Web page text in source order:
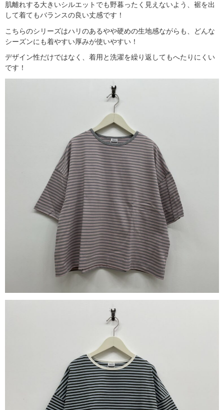
肌離れする大きいシルエットでも野暮ったく見えないよう、裾を出
して着てもバランスの良い丈感です！
こちらのシリーズはハリのあるやや硬めの生地感ながらも、どんな
シーズンにも着やすい厚みが使いやすい！
デザイン性だけではなく、着用と洗濯を繰り返してもへたりにくい
です！